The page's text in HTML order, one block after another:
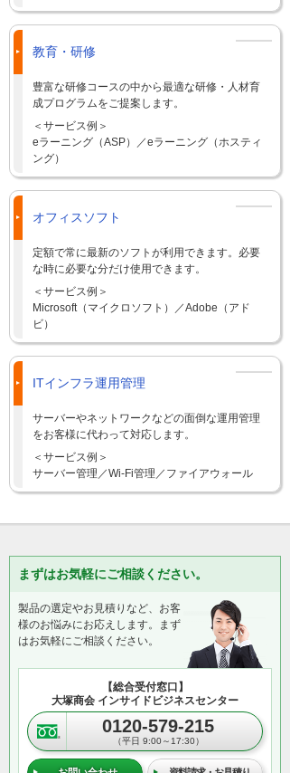
教育・研修
豊富な研修コースの中から最適な研修・人材育
成プログラムをご提案します。
＜サービス例＞
eラーニング（ASP）／eラーニング（ホスティ
ング）
オフィスソフト
定額で常に最新のソフトが利用できます。必要
な時に必要な分だけ使用できます。
＜サービス例＞
Microsoft（マイクロソフト）／Adobe（アド
ビ）
ITインフラ運用管理
サーバーやネットワークなどの面倒な運用管理
をお客様に代わって対応します。
＜サービス例＞
サーバー管理／Wi-Fi管理／ファイアウォール
まずはお気軽にご相談ください。
製品の選定やお見積りなど、お客
様のお悩みにお応えします。まず
はお気軽にご相談ください。
【総合受付窓口】
大塚商会 インサイドビジネスセンター
0120-579-215
（平日 9:00～17:30）